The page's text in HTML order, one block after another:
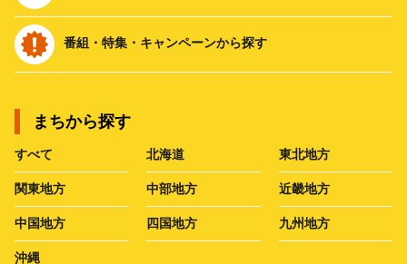
番組・特集・キャンペーンから探す
まちから探す
すべて 北海道 東北地方
関東地方 中部地方 近畿地方
中国地方 四国地方 九州地方
沖縄